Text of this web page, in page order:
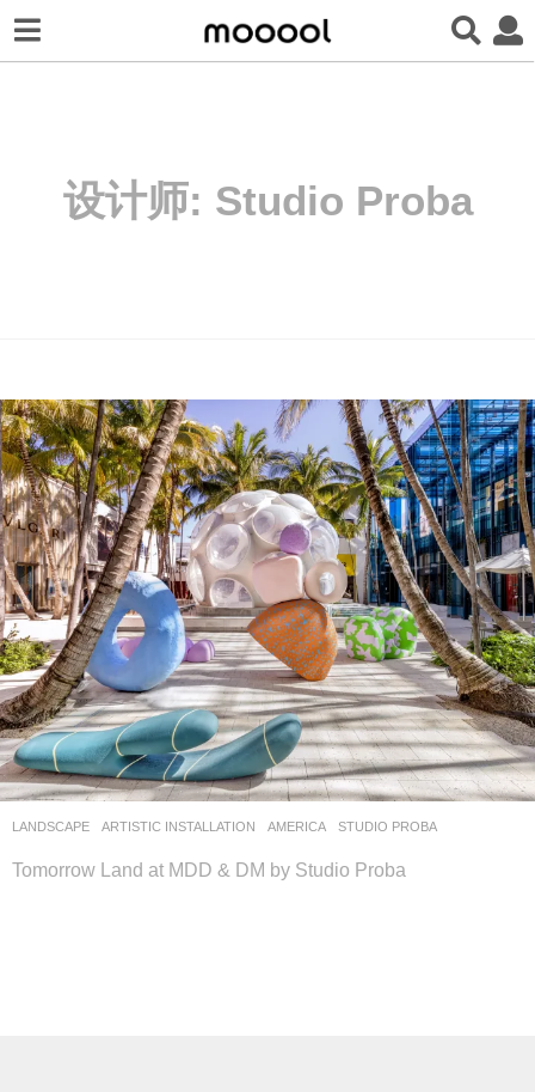
设计师: Studio Proba
LANDSCAPE ARTISTIC INSTALLATION AMERICA STUDIO PROBA
Tomorrow Land at MDD & DM by Studio Proba